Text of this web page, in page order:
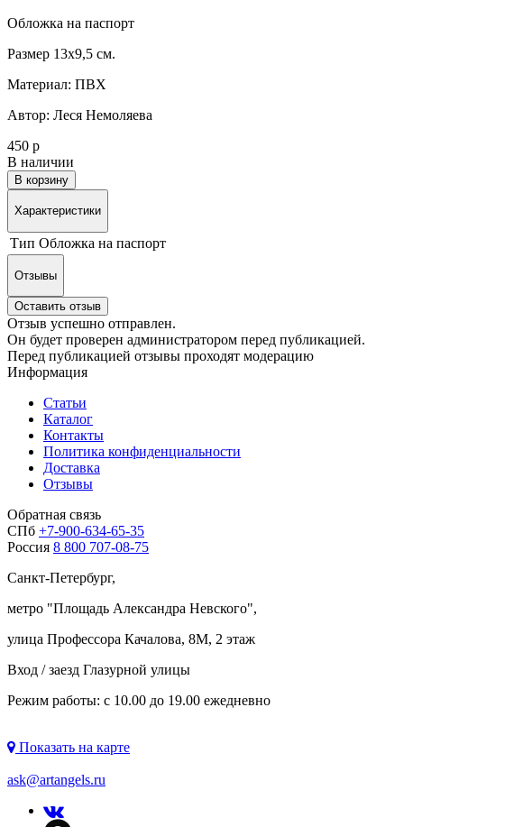
Обложка на паспорт
Размер 13х9,5 см.
Материал: ПВХ
Автор: Леся Немоляева
450 р
В наличии
В корзину
Характеристики
Тип Обложка на паспорт
Отзывы
Оставить отзыв
Отзыв успешно отправлен.
Он будет проверен администратором перед публикацией.
Перед публикацией отзывы проходят модерацию
Информация
Статьи
Каталог
Контакты
Политика конфиденциальности
Доставка
Отзывы
Обратная связь
СПб +7-900-634-65-35
Россия 8 800 707-08-75
Санкт-Петербург,
метро "Площадь Александра Невского",
улица Профессора Качалова, 8М, 2 этаж
Вход / заезд Глазурной улицы
Режим работы: с 10.00 до 19.00 ежедневно
Показать на карте
ask@artangels.ru